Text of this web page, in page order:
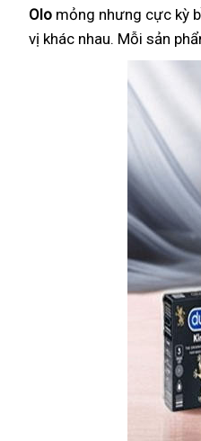
Olo mỏng nhưng cực kỳ
vị khác nhau. Mỗi sản